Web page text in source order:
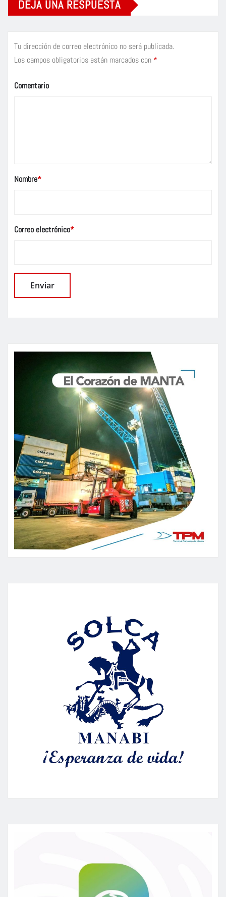
DEJA UNA RESPUESTA
Tu dirección de correo electrónico no será publicada.
Los campos obligatorios están marcados con *
Comentario
Nombre*
Correo electrónico*